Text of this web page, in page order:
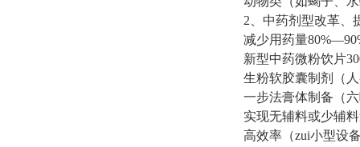
2
中药剂型改革、
减少用药量80%—
新型中药微粉饮片
生粉软胶囊制剂（
一步法膏体制备（
实现无辅料或少辅
高效率（zui小型设